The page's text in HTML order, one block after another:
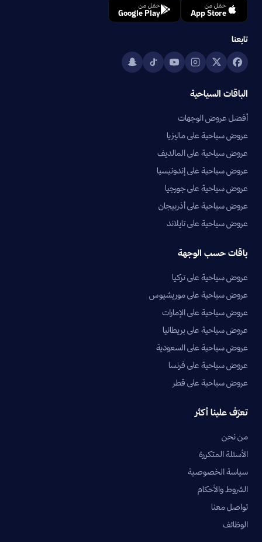
حمّل من
App Store
حمّل من
Google Play
تابعنا
الباقات السياحية
أفضل عروض الوجهات
عروض سياحية على ماليزيا
عروض سياحية على المالديف
عروض سياحية على إندونيسيا
عروض سياحية على جورجيا
عروض سياحية على أذربيجان
عروض سياحية على تايلاند
باقات حسب الوجهة
عروض سياحية على تركيا
عروض سياحية على موريشيوس
عروض سياحية على الإمارات
عروض سياحية على بريطانيا
عروض سياحية على السعودية
عروض سياحية على فرنسا
عروض سياحية على قطر
تعرّف علينا أكثر
من نحن
الأسئلة المتكررة
سياسة الخصوصية
الشروط والأحكام
تواصل معنا
الوظائف